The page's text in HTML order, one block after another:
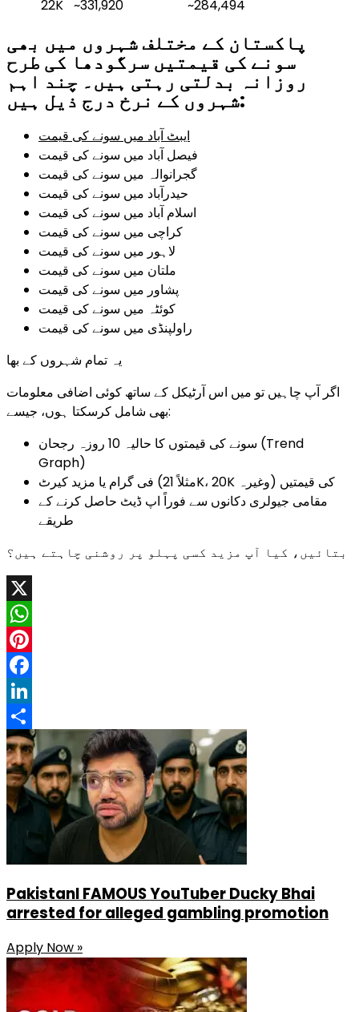
22K ~331,920 ~284,494
پاکستان کے مختلف شہروں میں بھی
سونے کی قیمتیں سرگودھا کی طرح
روزانہ بدلتی رہتی ہیں۔ چند اہم
شہروں کے نرخ درج ذیل ہیں:
ایبٹ آباد میں سونے کی قیمت
فیصل آباد میں سونے کی قیمت
گجرانوالہ میں سونے کی قیمت
حیدرآباد میں سونے کی قیمت
اسلام آباد میں سونے کی قیمت
کراچی میں سونے کی قیمت
لاہور میں سونے کی قیمت
ملتان میں سونے کی قیمت
پشاور میں سونے کی قیمت
کوئٹہ میں سونے کی قیمت
راولپنڈی میں سونے کی قیمت
یہ تمام شہروں کے بھا
اگر آپ چاہیں تو میں اس آرٹیکل کے ساتھ کوئی اضافی معلومات
بھی شامل کرسکتا ہوں، جیسے:
سونے کی قیمتوں کا حالیہ 10 روزہ رجحان (Trend
Graph)
فی گرام یا مزید کیرٹ (مثلاً 21K، 20K وغیرہ) کی قیمتیں
مقامی جیولری دکانوں سے فوراً اپ ڈیٹ حاصل کرنے کے
طریقے
بتائیں، کیا آپ مزید کسی پہلو پر روشنی چاہتے ہیں؟
X
WhatsApp
Pinterest
Facebook
LinkedIn
Share
PakistanI FAMOUS YouTuber Ducky Bhai
arrested for alleged gambling promotion
Apply Now »